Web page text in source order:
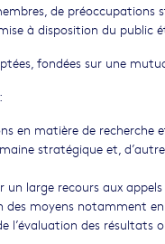
de
à disposition du
fondées sur une
en matière de recherche
stratégique et,
un large recours aux
moyens notamment
l’évaluation des résultats